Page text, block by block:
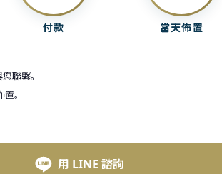
付款 當天佈置
聯繫。
。
用 LINE 諮詢